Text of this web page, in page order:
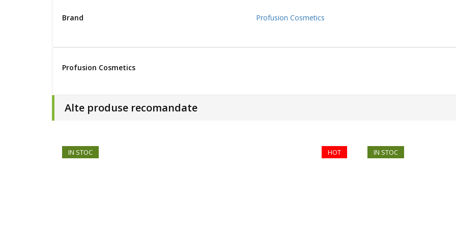
Brand Profusion Cosmetics
Profusion Cosmetics
Alte produse recomandate
HOT
IN STOC IN STOC